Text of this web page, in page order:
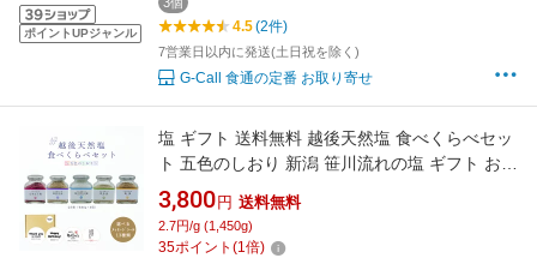
ポイントUPジャンル
3個
4.5(2件)
7営業日以内に発送(土日祝を除く)
G-Call 食通の定番 お取り寄せ
塩 ギフト 送料無料 越後天然塩 食べくらべセッ
ト 五色のしおり 新潟 笹川流れの塩 ギフト お祝
い 内祝い 出産内祝い 結婚祝い 新築祝い 快気祝
い 香典返し お返し 御礼 自宅用 お中元 誕生日
結婚引出物 ご挨拶 賞品 粗品 調味料 プレゼント
3,800 円 送料無料
2.7円/g (1,450g)
35ポイント (1倍)